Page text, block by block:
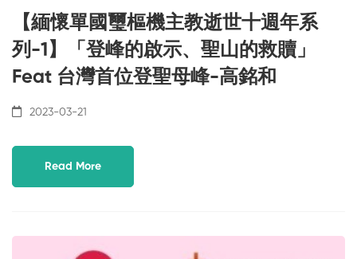
【緬懷單國璽樞機主教逝世十週年系
列-1】「登峰的啟示、聖山的救贖」
Feat 台灣首位登聖母峰-高銘和
2023-03-21
Read More